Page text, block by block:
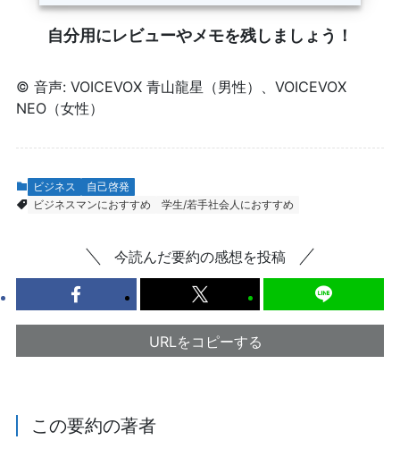
自分用にレビューやメモを残しましょう！
© 音声: VOICEVOX 青山龍星（男性）、VOICEVOX
NEO（女性）
ビジネス
自己啓発
ビジネスマンにおすすめ
学生/若手社会人におすすめ
今読んだ要約の感想を投稿
URLをコピーする
この要約の著者